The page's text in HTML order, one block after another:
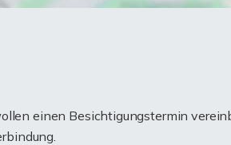
einen Besichtigungstermin